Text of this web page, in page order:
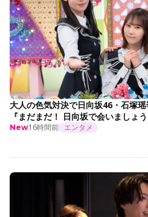
大人の色気対決で日向坂46・石塚
『まだまだ！ 日向坂で会いましょ
New16時間前 エンタメ